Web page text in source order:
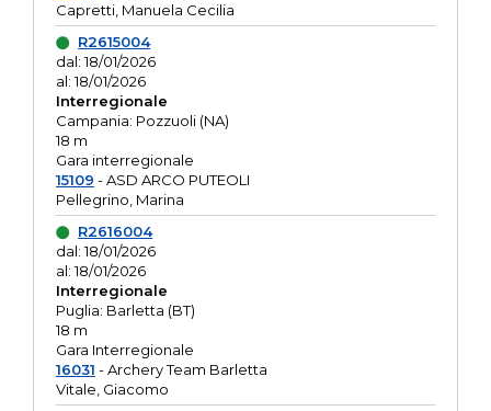
Capretti, Manuela Cecilia
R2615004
dal: 18/01/2026
al: 18/01/2026
Interregionale
Campania: Pozzuoli (NA)
18 m
Gara interregionale
15109 - ASD ARCO PUTEOLI
Pellegrino, Marina
R2616004
dal: 18/01/2026
al: 18/01/2026
Interregionale
Puglia: Barletta (BT)
18 m
Gara Interregionale
16031 - Archery Team Barletta
Vitale, Giacomo